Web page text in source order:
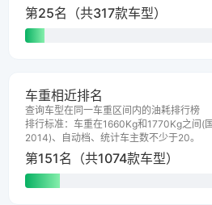
第25名（共317款车型）
车重相近排名
查询车型在同一车重区间内的油耗排行榜
排行标准：车重在1660Kg和1770Kg之间(
2014)、自动档、统计车主数不少于20。
第151名（共1074款车型）